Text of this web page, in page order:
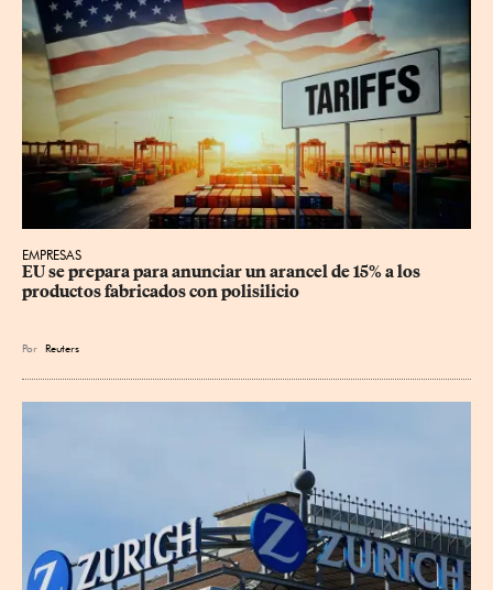
EMPRESAS
EU se prepara para anunciar un arancel de 15% a los
productos fabricados con polisilicio
Por Reuters